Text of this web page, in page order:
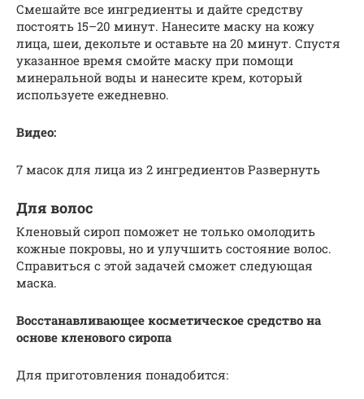
Смешайте все ингредиенты и дайте средству
постоять 15–20 минут. Нанесите маску на кожу
лица, шеи, декольте и оставьте на 20 минут. Спустя
указанное время смойте маску при помощи
минеральной воды и нанесите крем, который
используете ежедневно.
Видео:
7 масок для лица из 2 ингредиентов Развернуть
Для волос
Кленовый сироп поможет не только омолодить
кожные покровы, но и улучшить состояние волос.
Справиться с этой задачей сможет следующая
маска.
Восстанавливающее косметическое средство на
основе кленового сиропа
Для приготовления понадобится: